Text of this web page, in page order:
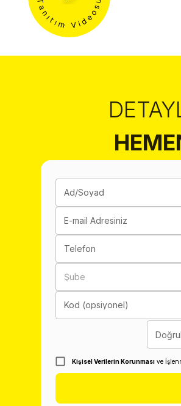
Ad/Soyad
E-mail Adresiniz
Telefon
Şube
Kod (opsiyonel)
Kişisel Verilerin Korunması ve